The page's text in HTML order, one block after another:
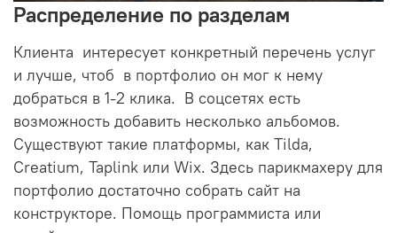
Распределение по разделам
Клиента интересует конкретный перечень услуг
и лучше, чтоб в портфолио он мог к нему
добраться в 1-2 клика. В соцсетях есть
возможность добавить несколько альбомов.
Существуют такие платформы, как Tilda,
Creatium, Taplink или Wix. Здесь парикмахеру для
портфолио достаточно собрать сайт на
конструкторе. Помощь программиста или